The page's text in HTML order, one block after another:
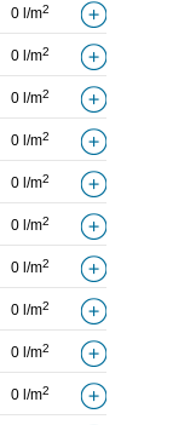
0 l/m2
0 l/m2
0 l/m2
0 l/m2
0 l/m2
0 l/m2
0 l/m2
0 l/m2
0 l/m2
0 l/m2